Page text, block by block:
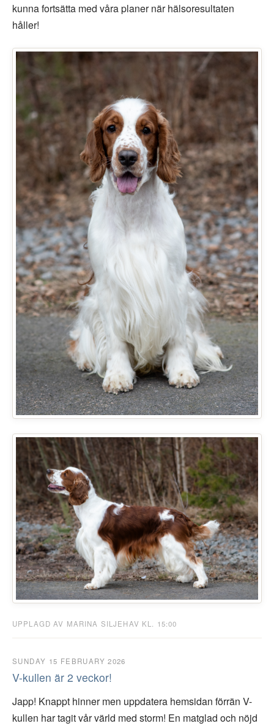
kunna fortsätta med våra planer när hälsoresultaten
håller!
UPPLAGD AV MARINA SILJEHAV KL. 15:00
SUNDAY 15 FEBRUARY 2026
V-kullen är 2 veckor!
Japp! Knappt hinner men uppdatera hemsidan förrän V-
kullen har tagit vår värld med storm! En matglad och nöjd